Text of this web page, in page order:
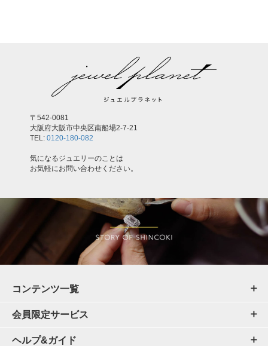
〒542-0081
大阪府大阪市中央区南船場2-7-21
TEL: 0120-180-082
気になるジュエリーのことは
お気軽にお問い合わせください。
コンテンツ一覧
会員限定サービス
ヘルプ&ガイド